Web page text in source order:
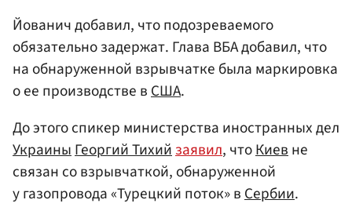
Йованич добавил, что подозреваемого
обязательно задержат. Глава ВБА добавил, что
на обнаруженной взрывчатке была маркировка
о ее производстве в США.
До этого спикер министерства иностранных дел
УкраиныГеоргий Тихийзаявил, чтоКиевне
связан со взрывчаткой, обнаруженной
у газопровода «Турецкий поток» вСербии.